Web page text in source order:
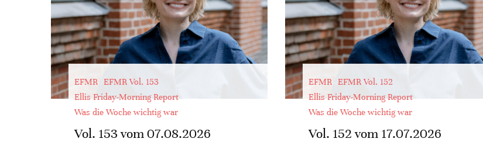
EFMR
EFMR Vol. 153
Ellis Friday-Morning Report
Was die Woche wichtig war
Vol. 153 vom 07.08.2026
EFMR
EFMR Vol. 152
Ellis Friday-Morning Report
Was die Woche wichtig war
Vol. 152 vom 17.07.2026